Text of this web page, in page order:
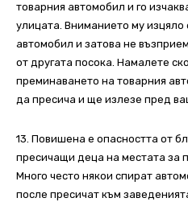
товарния автомобил и го
улицата. Вниманието му изцяло
автомобил и затова не
от другата посока. Намалете
преминаването на товарния
да пресича и ще излезе пред
13. Повишена е опасността от
пресичащи деца на местата за
Много често някои спират
после пресичат към